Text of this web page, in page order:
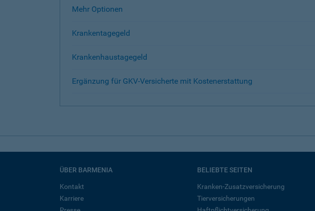
Mehr Optionen
Krankentagegeld
Krankenhaustagegeld
Ergänzung für GKV-Versicherte mit Kostenerstattung
ÜBER BARMENIA
Kontakt
Karriere
BELIEBTE SEITEN
Kranken-Zusatzversicherung
Tierversicherungen